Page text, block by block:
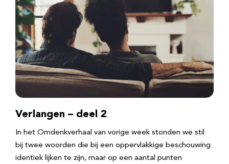
Verlangen – deel 2
In het Omdenkverhaal van vorige week stonden we stil
bij twee woorden die bij een oppervlakkige beschouwing
identiek lijken te zijn, maar op een aantal punten